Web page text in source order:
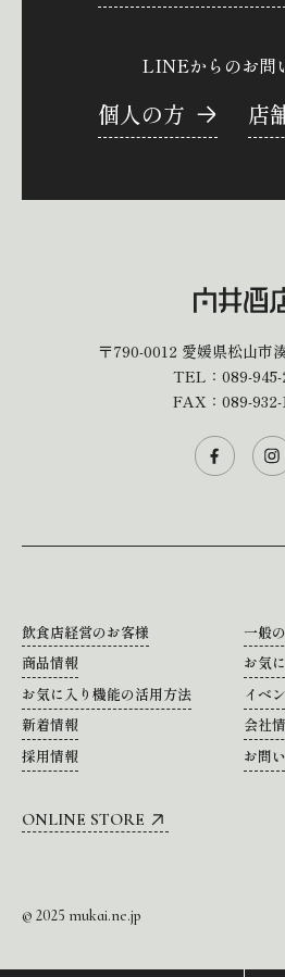
LINEからのお問
個人の方 店
〒790-0012 愛媛県松山市
TEL： 089-
FAX：089-932-
飲食店経営のお客様
一般
商品情報
お気
お気に入り機能の活用方法
イベ
新着情報
会社
採用情報
お問
ONLINE STORE
© 2025 mukai.ne.jp